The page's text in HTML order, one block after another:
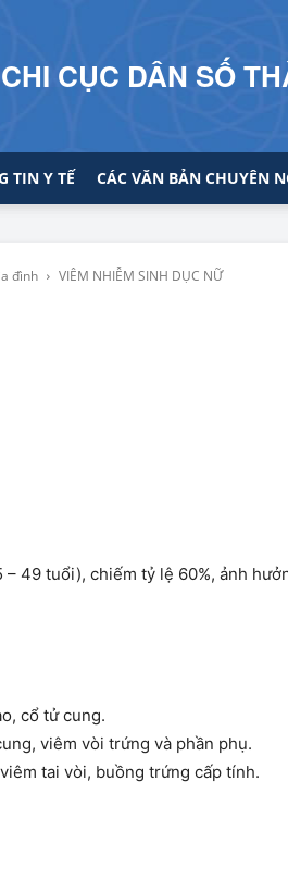
CHI CỤC DÂN SỐ
TIN Y TẾ CÁC VĂN BẢN CHUYÊN
đình VIÊM NHIỄM SINH DỤC NỮ
49 tuổi), chiếm tỷ lệ 60%, ảnh
cổ tử cung.
viêm vòi trứng và phần phụ.
tai vòi, buồng trứng cấp tính.